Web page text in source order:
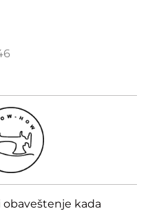
kada